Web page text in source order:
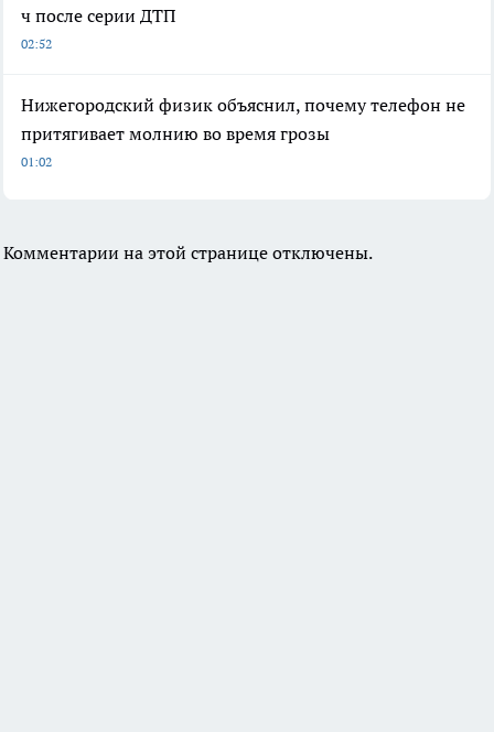
ч после серии ДТП
02:52
Нижегородский физик объяснил, почему телефон не
притягивает молнию во время грозы
01:02
Комментарии на этой странице отключены.